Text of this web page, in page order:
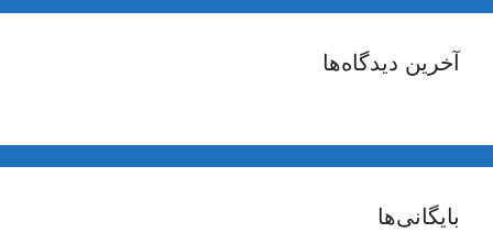
آخرین دیدگاه‌ها
بایگانی‌ها